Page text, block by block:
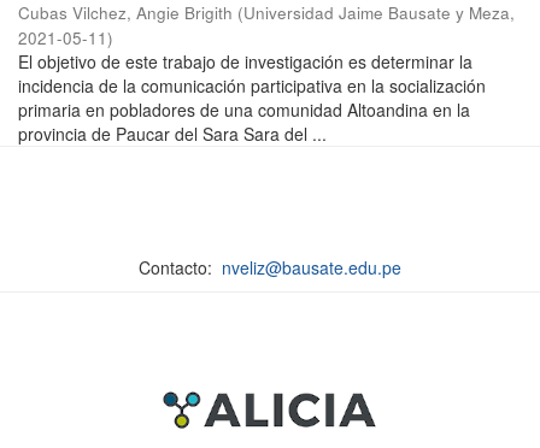
Cubas Vilchez, Angie Brigith (Universidad Jaime Bausate y Meza,
2021-05-11)
El objetivo de este trabajo de investigación es determinar la
incidencia de la comunicación participativa en la socialización
primaria en pobladores de una comunidad Altoandina en la
provincia de Paucar del Sara Sara del ...
Contacto: nveliz@bausate.edu.pe